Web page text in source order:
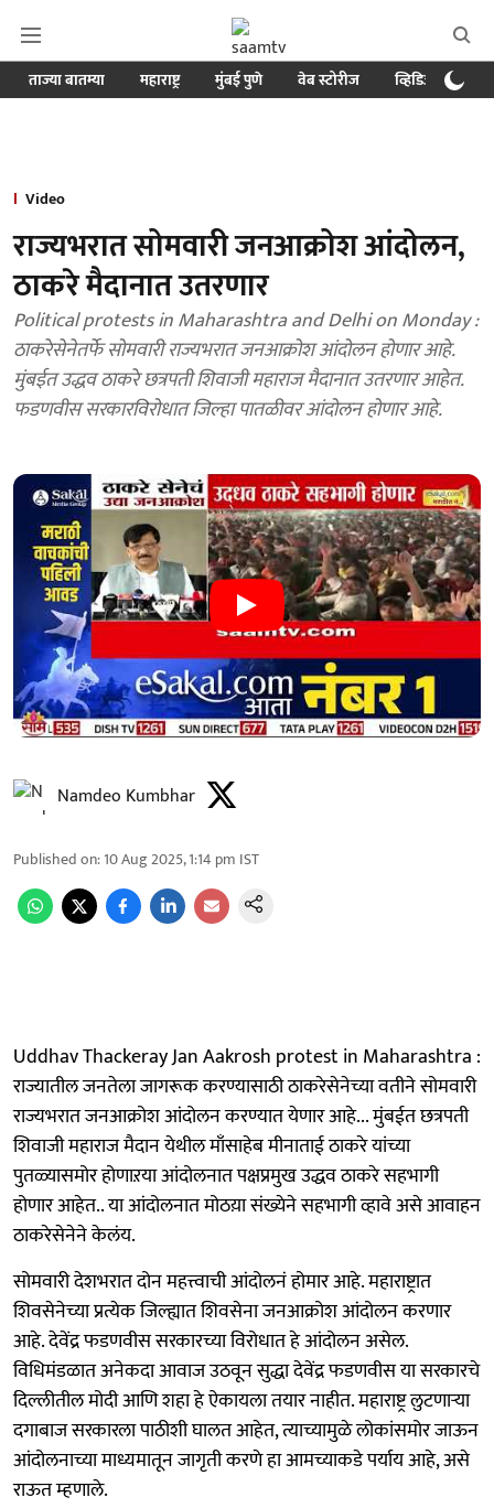
ताज्या बातम्या महाराष्ट्र मुंबई पुणे वेब स्टोरीज व्हिडिओ
Video
राज्यभरात सोमवारी जनआक्रोश आंदोलन,
ठाकरे मैदानात उतरणार
Political protests in Maharashtra and Delhi on Monday :
ठाकरेसेनेतर्फे सोमवारी राज्यभरात जनआक्रोश आंदोलन होणार आहे.
मुंबईत उद्धव ठाकरे छत्रपती शिवाजी महाराज मैदानात उतरणार आहेत.
फडणवीस सरकारविरोधात जिल्हा पातळीवर आंदोलन होणार आहे.
Namdeo Kumbhar
Published on:10 Aug 2025, 1:14 pm IST
Uddhav Thackeray Jan Aakrosh protest in Maharashtra :
राज्यातील जनतेला जागरूक करण्यासाठी ठाकरेसेनेच्या वतीने सोमवारी
राज्यभरात जनआक्रोश आंदोलन करण्यात येणार आहे... मुंबईत छत्रपती
शिवाजी महाराज मैदान येथील माँसाहेब मीनाताई ठाकरे यांच्या
पुतळ्यासमोर होणाऱया आंदोलनात पक्षप्रमुख उद्धव ठाकरे सहभागी
होणार आहेत.. या आंदोलनात मोठय़ा संख्येने सहभागी व्हावे असे आवाहन
ठाकरेसेनेने केलंय.
सोमवारी देशभरात दोन महत्त्वाची आंदोलनं होमार आहे. महाराष्ट्रात
शिवसेनेच्या प्रत्येक जिल्ह्यात शिवसेना जनआक्रोश आंदोलन करणार
आहे. देवेंद्र फडणवीस सरकारच्या विरोधात हे आंदोलन असेल.
विधिमंडळात अनेकदा आवाज उठवून सुद्धा देवेंद्र फडणवीस या सरकारचे
दिल्लीतील मोदी आणि शहा हे ऐकायला तयार नाहीत. महाराष्ट्र लुटणाऱ्या
दगाबाज सरकारला पाठीशी घालत आहेत, त्याच्यामुळे लोकांसमोर जाऊन
आंदोलनाच्या माध्यमातून जागृती करणे हा आमच्याकडे पर्याय आहे, असे
राऊत म्हणाले.